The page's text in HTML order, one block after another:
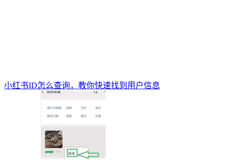
小红书ID怎么查询，教你快速找到用户信息